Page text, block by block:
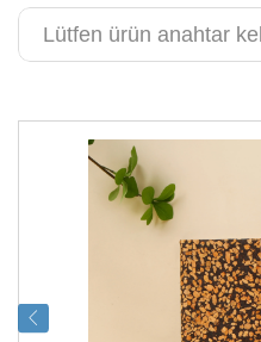
Kaynaklar
Bize Ulaşın